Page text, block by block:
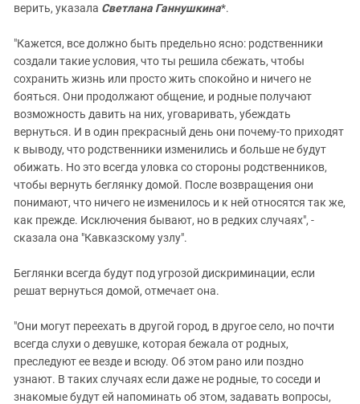
верить, указала Светлана Ганнушкина*.
"Кажется, все должно быть предельно ясно: родственники
создали такие условия, что ты решила сбежать, чтобы
сохранить жизнь или просто жить спокойно и ничего не
бояться. Они продолжают общение, и родные получают
возможность давить на них, уговаривать, убеждать
вернуться. И в один прекрасный день они почему-то приходят
к выводу, что родственники изменились и больше не будут
обижать. Но это всегда уловка со стороны родственников,
чтобы вернуть беглянку домой. После возвращения они
понимают, что ничего не изменилось и к ней относятся так же,
как прежде. Исключения бывают, но в редких случаях", -
сказала она "Кавказскому узлу".
Беглянки всегда будут под угрозой дискриминации, если
решат вернуться домой, отмечает она.
"Они могут переехать в другой город, в другое село, но почти
всегда слухи о девушке, которая бежала от родных,
преследуют ее везде и всюду. Об этом рано или поздно
узнают. В таких случаях если даже не родные, то соседи и
знакомые будут ей напоминать об этом, задавать вопросы,